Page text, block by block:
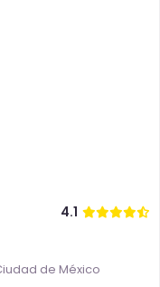
4.1
de México